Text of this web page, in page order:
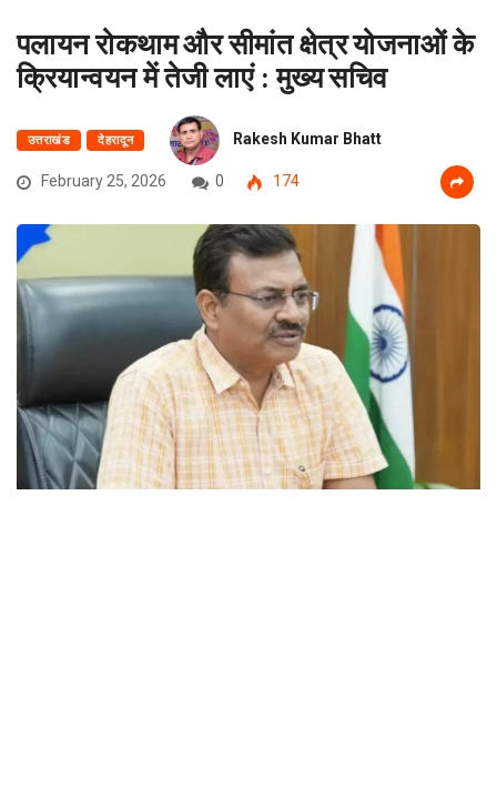
पलायन रोकथाम और सीमांत क्षेत्र योजनाओं के
क्रियान्वयन में तेजी लाएं : मुख्य सचिव
उत्तराखंड देहरादून Rakesh Kumar Bhatt
February 25, 2026 0 174